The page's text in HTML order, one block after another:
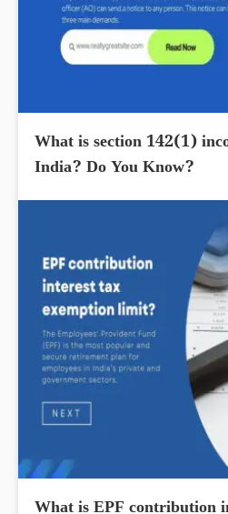
What is section 142(1)
India? Do You Know?